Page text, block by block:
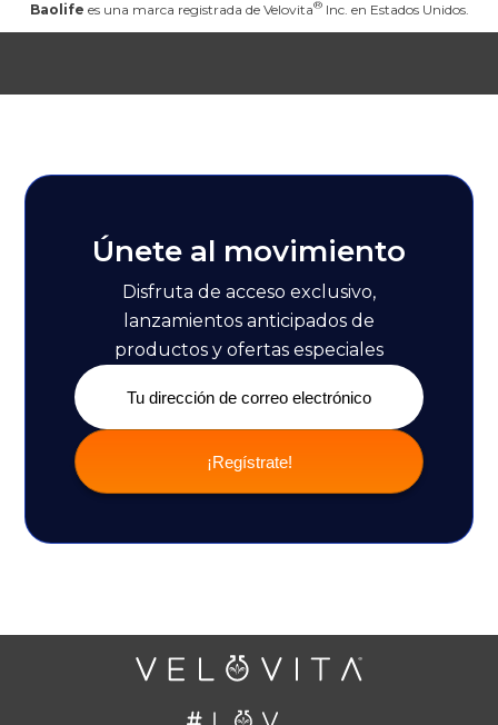
Baolife es una marca registrada de Velovita Inc. en Estados Unidos.
Únete al movimiento
Disfruta de acceso exclusivo,
lanzamientos anticipados de
productos y ofertas especiales